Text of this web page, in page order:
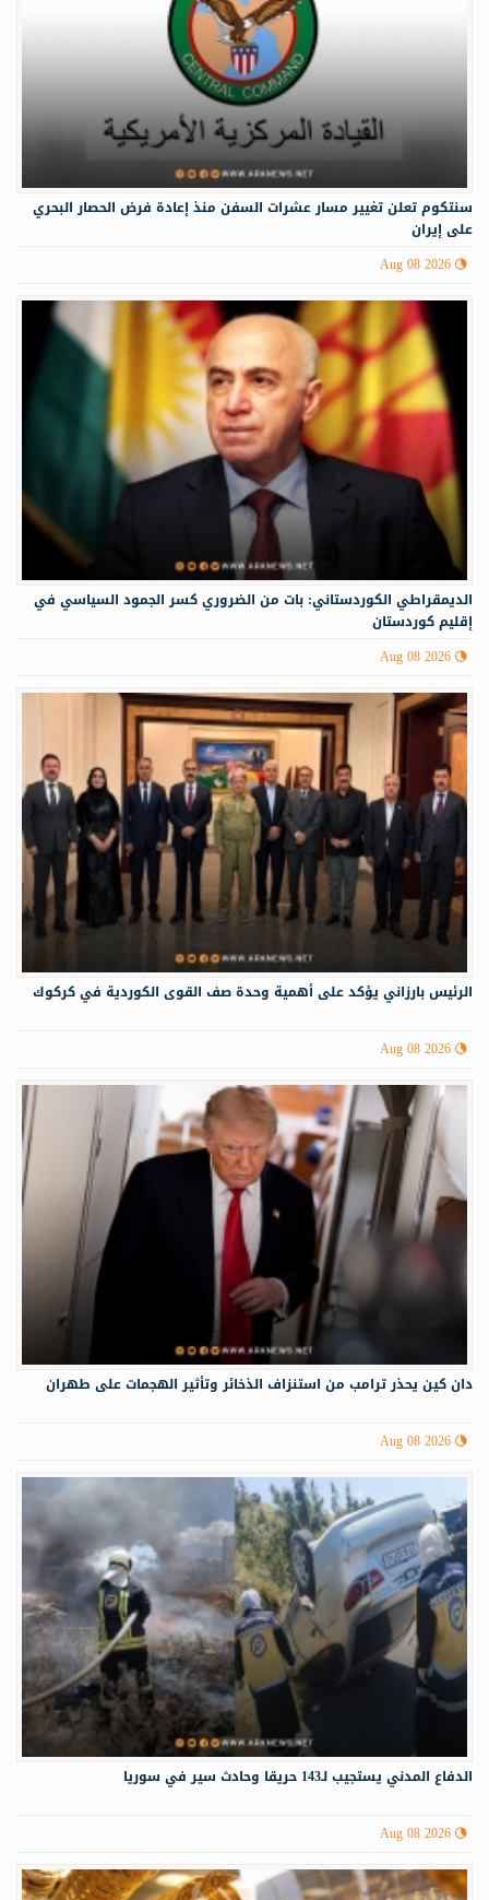
سنتكوم تعلن تغيير مسار عشرات السفن منذ إعادة فرض الحصار البحري
على إيران
Aug 08 2026
الديمقراطي الكوردستاني: بات من الضروري كسر الجمود السياسي في
إقليم كوردستان
Aug 08 2026
الرئيس بارزاني يؤكد على أهمية وحدة صف القوى الكوردية في كركوك
Aug 08 2026
دان كين يحذر ترامب من استنزاف الذخائر وتأثير الهجمات على طهران
Aug 08 2026
الدفاع المدني يستجيب لـ143 حريقا وحادث سير في سوريا
Aug 08 2026